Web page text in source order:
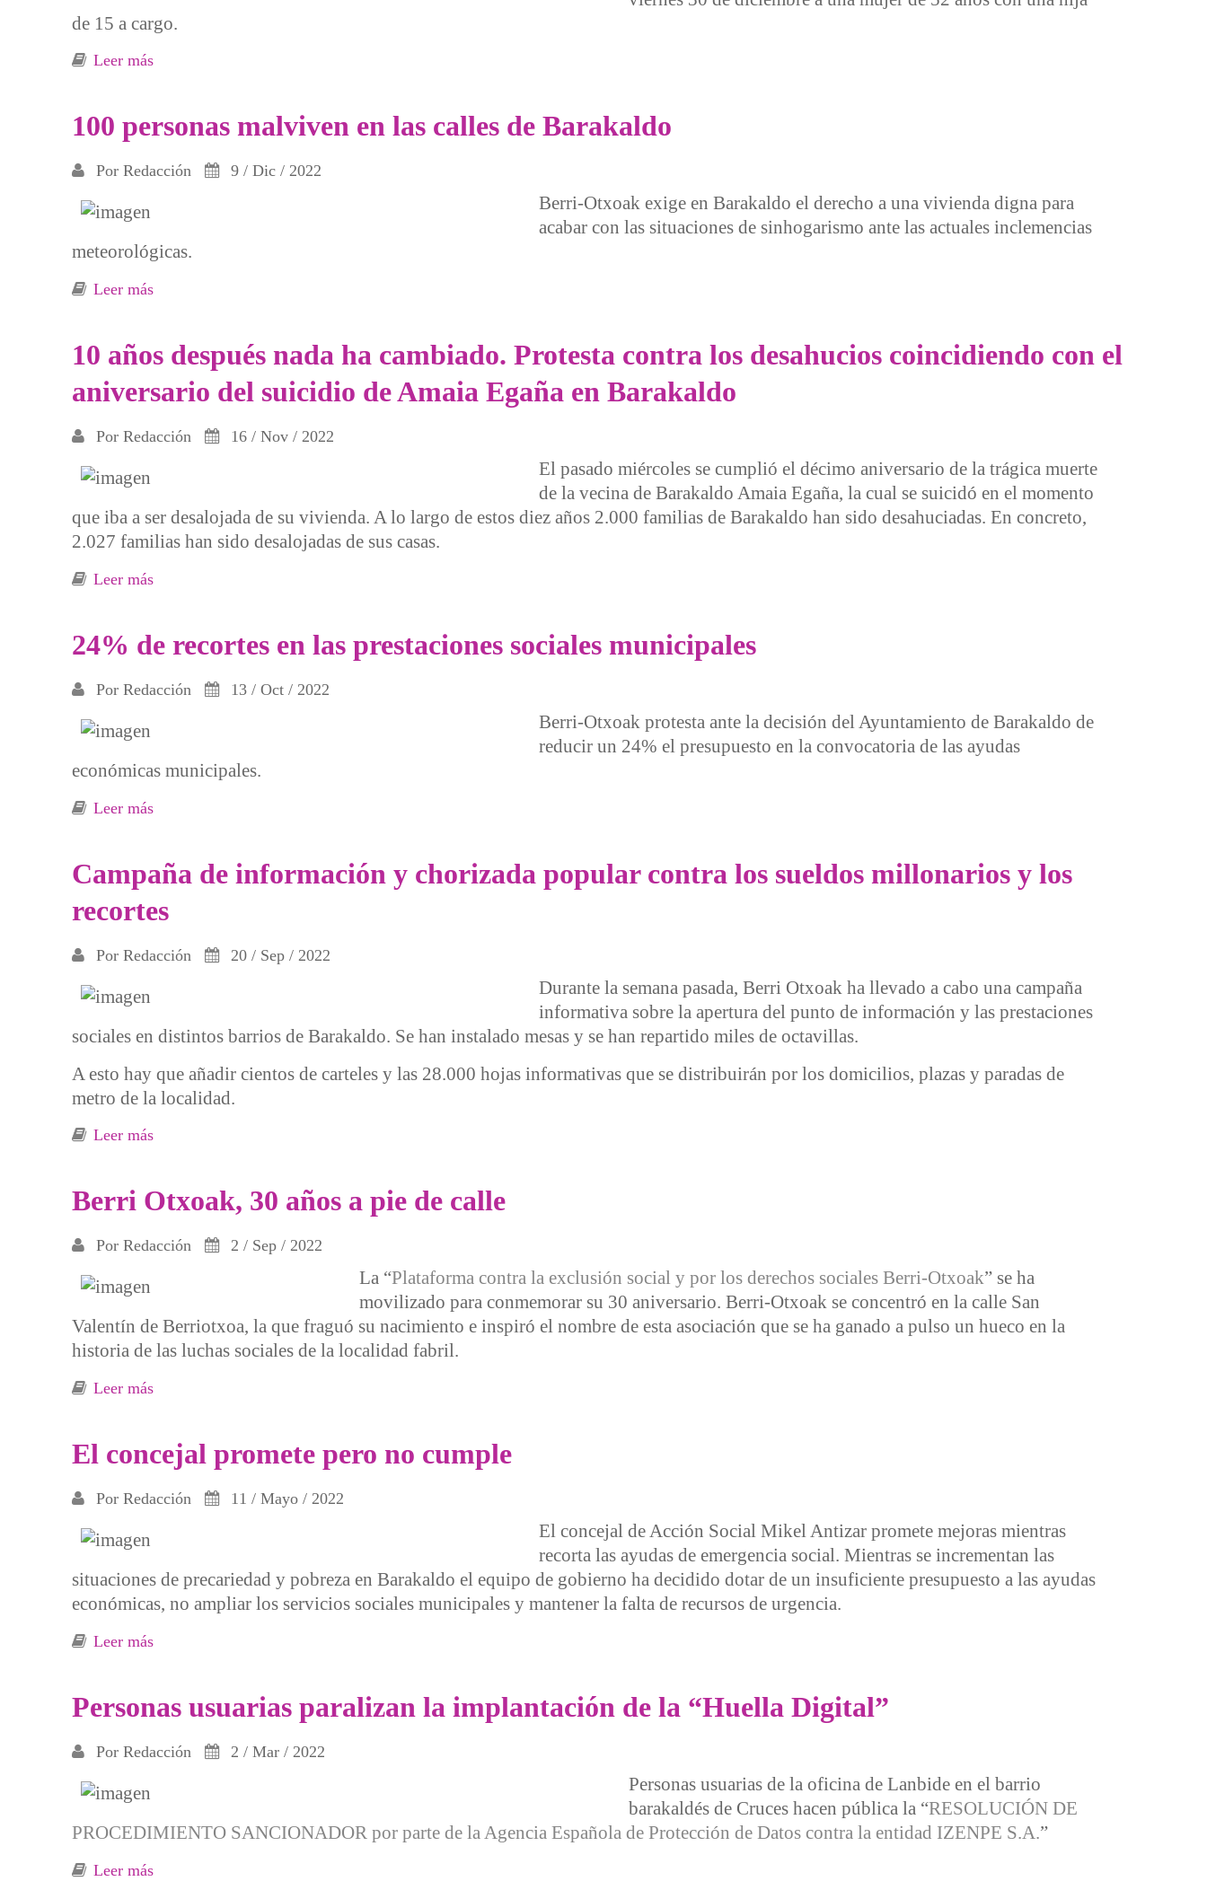
de 15 a cargo.
Leer más
100 personas malviven en las calles de Barakaldo
Por Redacción 9 / Dic / 2022
Berri-Otxoak exige en Barakaldo el derecho a una vivienda digna para
acabar con las situaciones de sinhogarismo ante las actuales inclemencias
meteorológicas.
Leer más
10 años después nada ha cambiado. Protesta contra los desahucios coincidiendo con el
aniversario del suicidio de Amaia Egaña en Barakaldo
Por Redacción 16 / Nov / 2022
El pasado miércoles se cumplió el décimo aniversario de la trágica muerte
de la vecina de Barakaldo Amaia Egaña, la cual se suicidó en el momento
que iba a ser desalojada de su vivienda. A lo largo de estos diez años 2.000 familias de Barakaldo han sido desahuciadas. En concreto,
2.027 familias han sido desalojadas de sus casas.
Leer más
24% de recortes en las prestaciones sociales municipales
Por Redacción 13 / Oct / 2022
Berri-Otxoak protesta ante la decisión del Ayuntamiento de Barakaldo de
reducir un 24% el presupuesto en la convocatoria de las ayudas
económicas municipales.
Leer más
Campaña de información y chorizada popular contra los sueldos millonarios y los
recortes
Por Redacción 20 / Sep / 2022
Durante la semana pasada, Berri Otxoak ha llevado a cabo una campaña
informativa sobre la apertura del punto de información y las prestaciones
sociales en distintos barrios de Barakaldo. Se han instalado mesas y se han repartido miles de octavillas.
A esto hay que añadir cientos de carteles y las 28.000 hojas informativas que se distribuirán por los domicilios, plazas y paradas de
metro de la localidad.
Leer más
Berri Otxoak, 30 años a pie de calle
Por Redacción 2 / Sep / 2022
La “Plataforma contra la exclusión social y por los derechos sociales Berri-Otxoak” se ha
movilizado para conmemorar su 30 aniversario. Berri-Otxoak se concentró en la calle San
Valentín de Berriotxoa, la que fraguó su nacimiento e inspiró el nombre de esta asociación que se ha ganado a pulso un hueco en la
historia de las luchas sociales de la localidad fabril.
Leer más
El concejal promete pero no cumple
Por Redacción 11 / Mayo / 2022
El concejal de Acción Social Mikel Antizar promete mejoras mientras
recorta las ayudas de emergencia social. Mientras se incrementan las
situaciones de precariedad y pobreza en Barakaldo el equipo de gobierno ha decidido dotar de un insuficiente presupuesto a las ayudas
económicas, no ampliar los servicios sociales municipales y mantener la falta de recursos de urgencia.
Leer más
Personas usuarias paralizan la implantación de la “Huella Digital”
Por Redacción 2 / Mar / 2022
Personas usuarias de la oficina de Lanbide en el barrio
barakaldés de Cruces hacen pública la “RESOLUCIÓN DE
PROCEDIMIENTO SANCIONADOR por parte de la Agencia Española de Protección de Datos contra la entidad IZENPE S.A.”
Leer más